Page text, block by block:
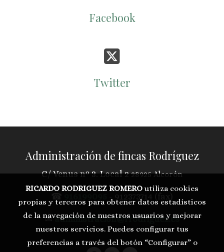
Facebook
Twitter
Administración de fincas Rodríguez
C/ Venus nº 3. Local 228925 Alcorón
✉administracion@rrodriguez.es
RICARDO RODRIGUEZ ROMERO utiliza cookies
propias y terceros para obtener datos estadísticos
de la navegación de nuestros usuarios y mejorar
nuestros servicios. Puedes configurar tus
preferencias a través del botón “Configurar” o